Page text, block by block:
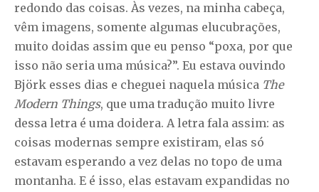
redondo das coisas. Às vezes, na minha cabeça,
vêm imagens, somente algumas elucubrações,
muito doidas assim que eu penso “poxa, por que
isso não seria uma música?”. Eu estava ouvindo
Björk esses dias e cheguei naquela música The
Modern Things, que uma tradução muito livre
dessa letra é uma doidera. A letra fala assim: as
coisas modernas sempre existiram, elas só
estavam esperando a vez delas no topo de uma
montanha. E é isso, elas estavam expandidas no